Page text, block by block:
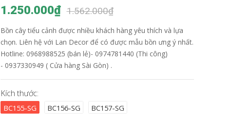
1.250.000₫ 1.562.000₫
Bồn cây tiểu cảnh được nhiều khách hàng yêu thích và lựa
chọn. Liên hệ với Lan Decor để có được mẫu bồn ưng ý nhất.
Hotline: 0968988525 (bán lẻ)- 0974781440 (Thi công)
- 0937330949 ( Cửa hàng Sài Gòn) .
Kích thước:
BC155-SG BC156-SG BC157-SG